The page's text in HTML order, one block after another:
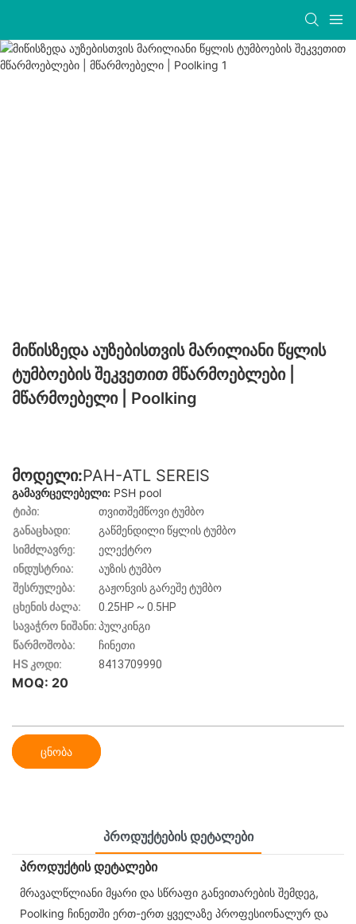
Მიწისზედა Აუზებისთვის Მარილიანი Წყლის
Ტუმბოების Შეკვეთით Მწარმოებლები |
Მწარმოებელი | Poolking
მოდელი:PAH-ATL SEREIS
გამავრცელებელი: PSH pool
ტიპი:
თვითშემწოვი ტუმბო
განაცხადი:
გაწმენდილი წყლის ტუმბო
სიმძლავრე:
ელექტრო
ინდუსტრია:
აუზის ტუმბო
შესრულება:
გაჟონვის გარეშე ტუმბო
ცხენის ძალა:
0.25HP ~ 0.5HP
სავაჭრო ნიშანი:პულკინგი
წარმოშობა:
ჩინეთი
HS კოდი:
8413709990
MOQ: 20
ცნობა
Პროდუქტების Დეტალები
პროდუქტის დეტალები
მრავალწლიანი მყარი და სწრაფი განვითარების შემდეგ,
Poolking ჩინეთში ერთ-ერთ ყველაზე პროფესიონალურ და